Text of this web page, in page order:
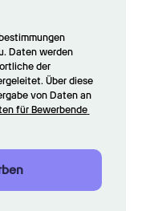
Daten werden
der
Über diese
von Daten an
für Bewerbende